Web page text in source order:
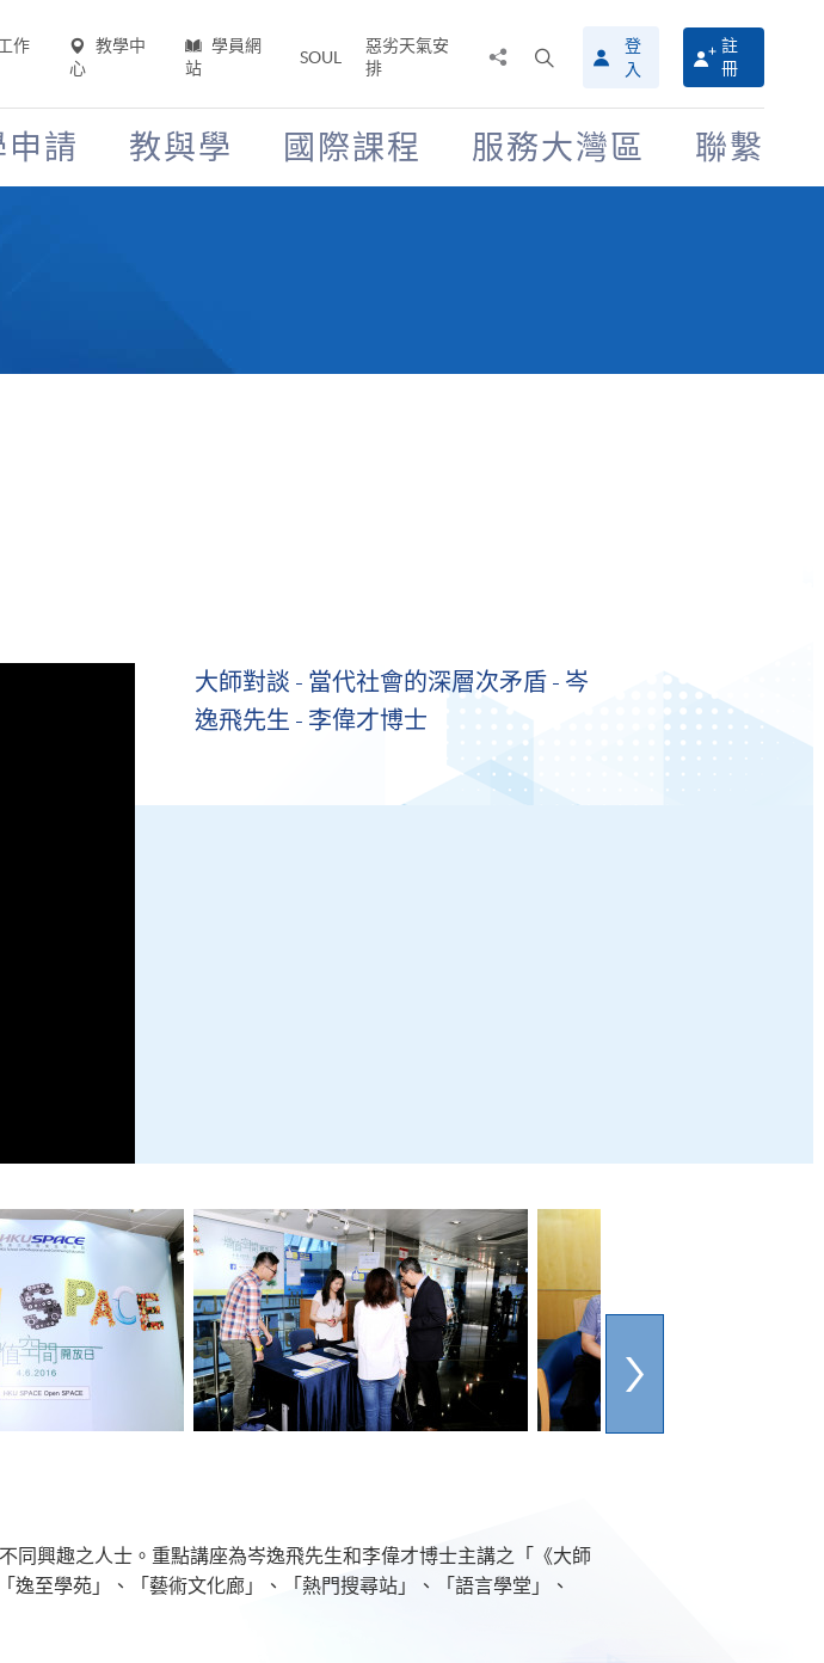
作
教學中
心
學員網
站
SOUL
惡劣天氣安
排
搜
尋
介
面
登
入
註
冊
申請 教與學 國際課程 服務大灣區 聯繫
大師對談 - 當代社會的深層次矛盾 - 岑
逸飛先生 - 李偉才博士
興趣之人士。重點講座為岑逸飛先生和李偉才博士主講之「《大師
至學苑」、「藝術文化廊」、「熱門搜尋站」、「語言學堂」、